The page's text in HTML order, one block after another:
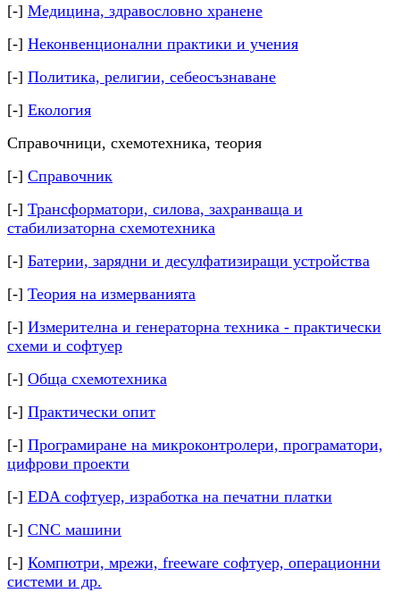
[-] Медицина, здравословно хранене
[-] Неконвенционални практики и учения
[-] Политика, религии, себеосъзнаване
[-] Екология
Справочници, схемотехника, теория
[-] Справочник
[-] Трансформатори, силова, захранваща и
стабилизаторна схемотехника
[-] Батерии, зарядни и десулфатизиращи устройства
[-] Теория на измерванията
[-] Измерителна и генераторна техника - практически
схеми и софтуер
[-] Обща схемотехника
[-] Практически опит
[-] Програмиране на микроконтролери, програматори,
цифрови проекти
[-] EDA софтуер, изработка на печатни платки
[-] CNC машини
[-] Компютри, мрежи, freeware софтуер, операционни
системи и др.